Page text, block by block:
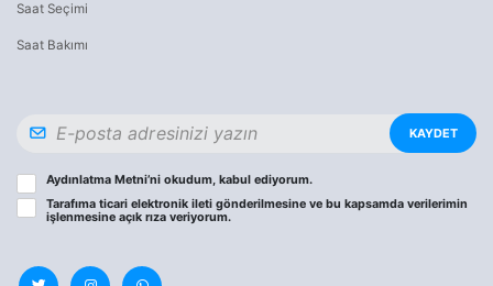
Saat Seçimi
Saat Bakımı
KAYDET
Aydınlatma Metni’ni okudum, kabul ediyorum.
Tarafıma ticari elektronik ileti gönderilmesine ve bu kapsamda verilerimin
işlenmesine açık rıza veriyorum.